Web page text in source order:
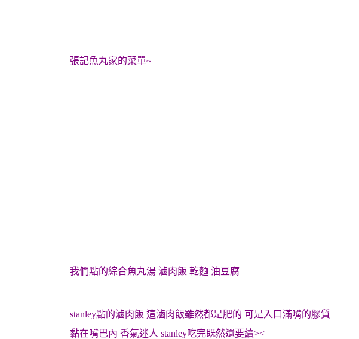
張記魚丸家的菜單~
我們點的綜合魚丸湯 滷肉飯 乾麵 油豆腐
stanley點的滷肉飯 這滷肉飯雖然都是肥的 可是入口滿嘴的膠質
黏在嘴巴內 香氣迷人 stanley吃完既然還要續><